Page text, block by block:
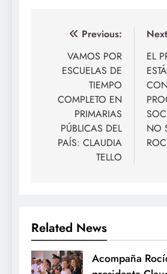
Navegación
entradas
Previous:
VAMOS POR
ESCUELAS DE
TIEMPO
COMPLETO EN
PRIMARIAS
PÚBLICAS DEL
PAÍS: CLAUDIA
TELLO
EL
NO
Related News
Acompaña